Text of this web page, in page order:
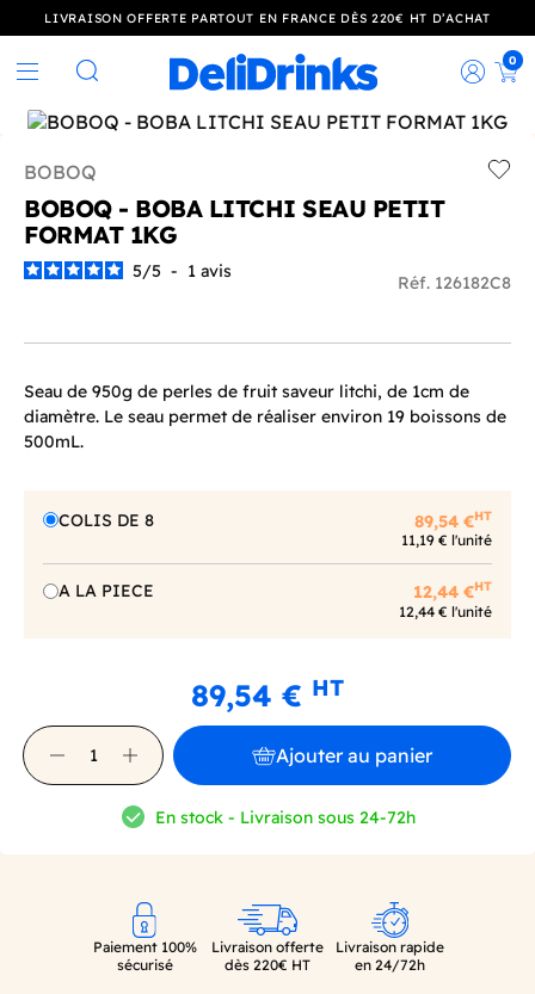
LIVRAISON OFFERTE PARTOUT EN FRANCE DÈS 220€ HT D’ACHAT
Rechercher
0
BOBOQ
BOBOQ - BOBA LITCHI SEAU PETIT
FORMAT 1KG
5/5 - 1 avis
Réf. 126182C8
Seau de 950g de perles de fruit saveur litchi, de 1cm de
diamètre. Le seau permet de réaliser environ 19 boissons de
500mL.
COLIS DE 8 89,54 €HT
11,19 € l'unité
A LA PIECE 12,44 €HT
12,44 € l'unité
89,54 € HT
Ajouter au panier
En stock - Livraison sous 24-72h
Paiement 100%
sécurisé
Livraison offerte
dès 220€ HT
Livraison rapide
en 24/72h